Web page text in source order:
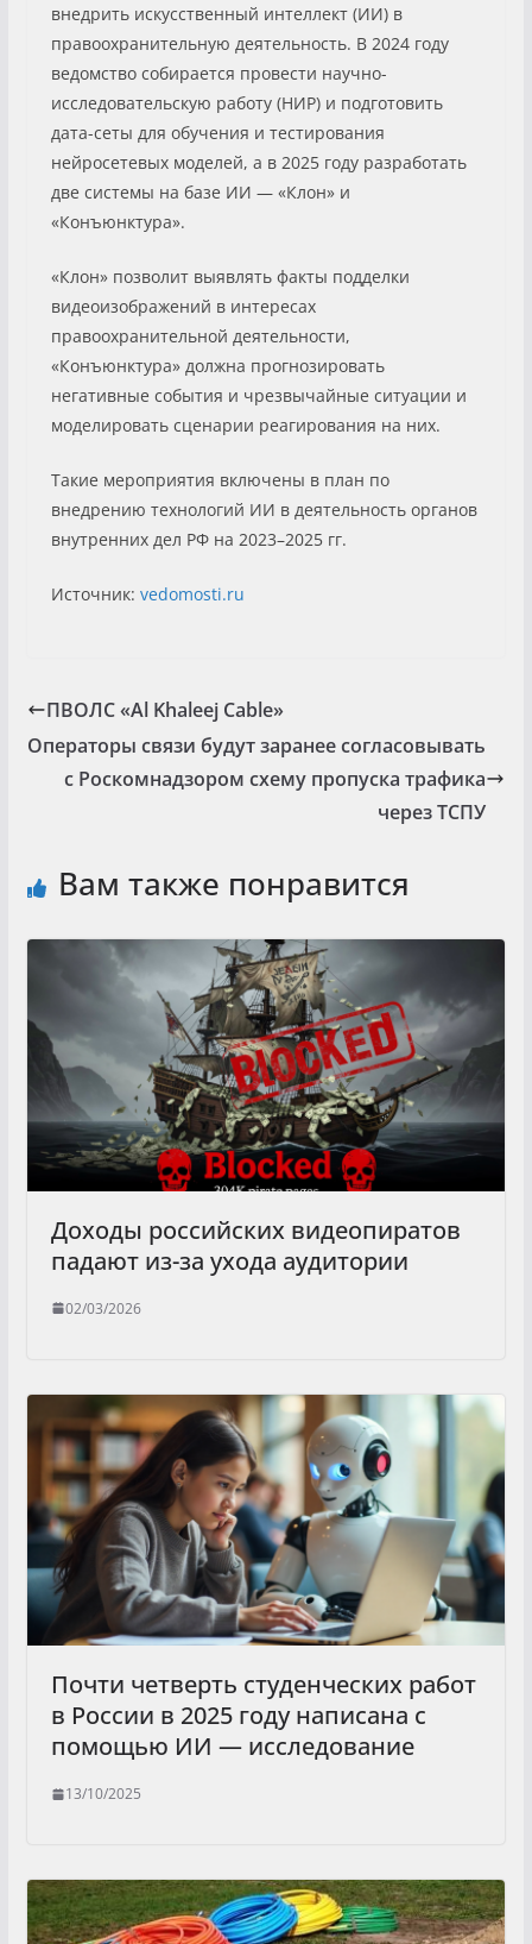
внедрить искусственный интеллект (ИИ) в
правоохранительную деятельность. В 2024 году
ведомство собирается провести научно-
исследовательскую работу (НИР) и подготовить
дата-сеты для обучения и тестирования
нейросетевых моделей, а в 2025 году разработать
две системы на базе ИИ — «Клон» и
«Конъюнктура».
«Клон» позволит выявлять факты подделки
видеоизображений в интересах
правоохранительной деятельности,
«Конъюнктура» должна прогнозировать
негативные события и чрезвычайные ситуации и
моделировать сценарии реагирования на них.
Такие мероприятия включены в план по
внедрению технологий ИИ в деятельность органов
внутренних дел РФ на 2023–2025 гг.
Источник: vedomosti.ru
ПВОЛС «Al Khaleej Cable»
Операторы связи будут заранее согласовывать
с Роскомнадзором схему пропуска трафика
через ТСПУ
Вам также понравится
Доходы российских видеопиратов
падают из-за ухода аудитории
02/03/2026
Почти четверть студенческих работ
в России в 2025 году написана с
помощью ИИ — исследование
13/10/2025